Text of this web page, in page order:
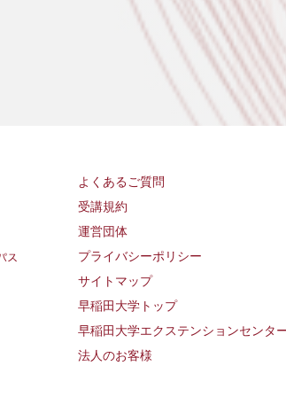
よくあるご質問
受講規約
運営団体
プライバシーポリシー
サイトマップ
早稲田大学トップ
早稲田大学エクステンションセンタ
法人のお客様